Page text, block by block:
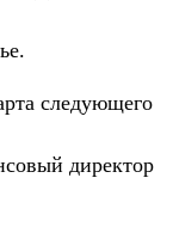
следующего
директор